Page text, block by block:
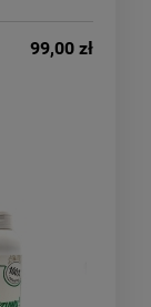
99,00 zł